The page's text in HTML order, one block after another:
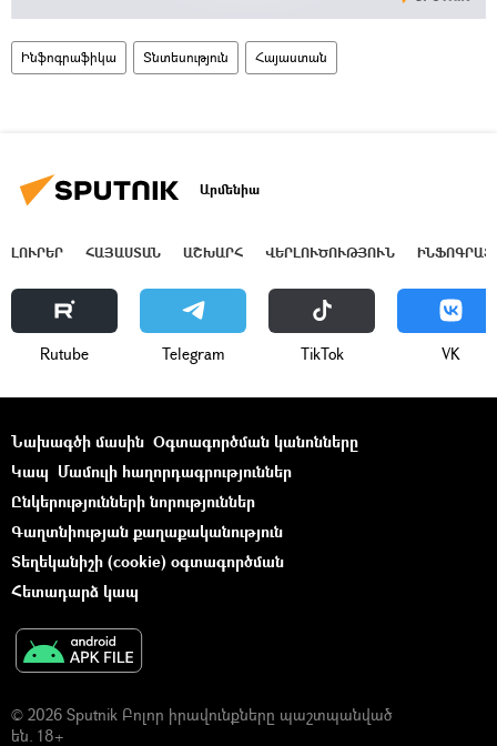
Ինֆոգրաֆիկա Տնտեսություն Հայաստան
Արմենիա
ԼՈՒՐԵՐ ՀԱՅԱՍՏԱՆ ԱՇԽԱՐՀ ՎԵՐԼՈՒԾՈՒԹՅՈՒՆ
Rutube Telegram ТikТоk VK
Նախագծի մասին Օգտագործման կանոնները
Կապ Մամուլի հաղորդագրություններ
Ընկերությունների նորություններ
Գաղտնիության քաղաքականություն
Տեղեկանիշի (cookie) օգտագործման
Հետադարձ կապ
© 2026 Sputnik Բոլոր իրավունքները պաշտպանված
են. 18+